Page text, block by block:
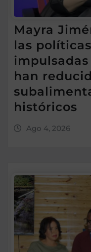
Mayra
las
han
históricos
Ago 4, 2026